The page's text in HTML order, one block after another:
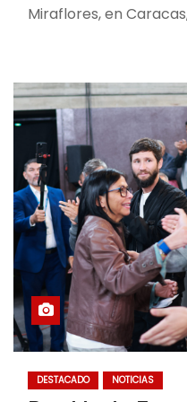
Miraflores, en
DESTACADO NOTICIAS